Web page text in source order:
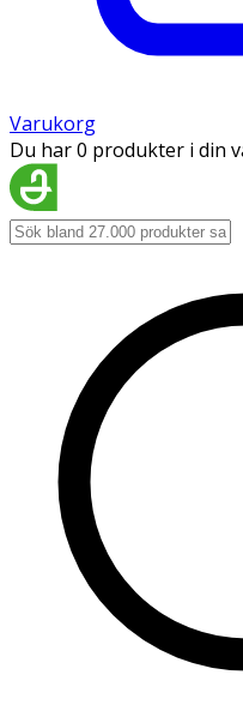
Varukorg
Du har 0 produkter i din